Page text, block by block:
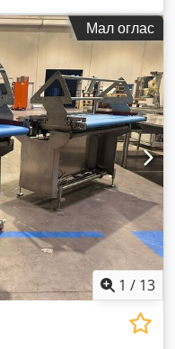
Мал оглас
1 / 13